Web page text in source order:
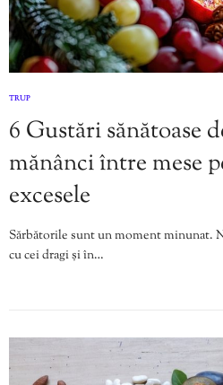
TRUP
6 Gustări sănătoase
mănânci între mese
excesele
Sărbătorile sunt un moment minunat.
cu cei dragi și în…